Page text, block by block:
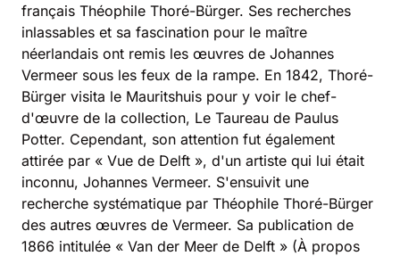
français Théophile Thoré-Bürger. Ses recherches
inlassables et sa fascination pour le maître
néerlandais ont remis les œuvres de Johannes
Vermeer sous les feux de la rampe. En 1842, Thoré-
Bürger visita le Mauritshuis pour y voir le chef-
d'œuvre de la collection, Le Taureau de Paulus
Potter. Cependant, son attention fut également
attirée par « Vue de Delft », d'un artiste qui lui était
inconnu, Johannes Vermeer. S'ensuivit une
recherche systématique par Théophile Thoré-Bürger
des autres œuvres de Vermeer. Sa publication de
1866 intitulée « Van der Meer de Delft » (À propos